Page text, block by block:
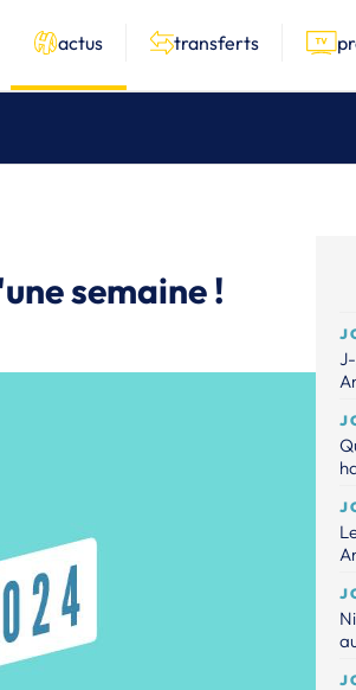
actus transferts
semaine !